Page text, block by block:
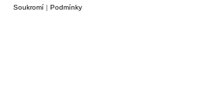
Soukromí| Podmínky